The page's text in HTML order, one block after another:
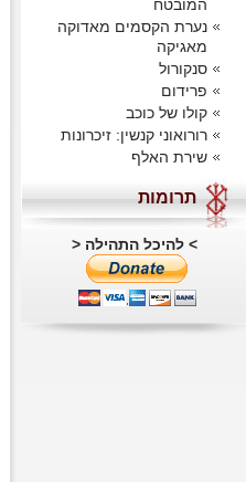
המובטח
נערת הקסמים מאדוקה
מאגיקה
סנקורול
פרידום
קולו של כוכב
רורואוני קנשין: זיכרונות
שירת האלף
תרומות
> להיכל התהילה <